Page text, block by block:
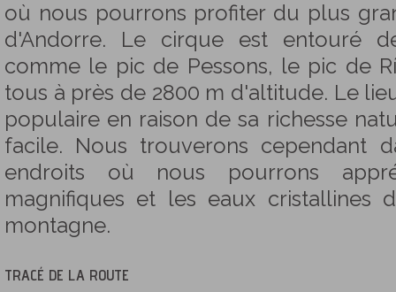
où nous pourrons profiter du plus
d'Andorre. Le cirque est entouré
comme le pic de Pessons, le pic de
tous à près de 2800 m d'altitude. Le
populaire en raison de sa richesse
facile. Nous trouverons cependant
endroits où nous pourrons
magnifiques et les eaux cristallines
montagne.
TRACÉ DE LA ROUTE